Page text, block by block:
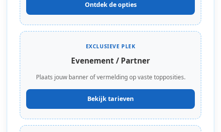
Ontdek de opties
EXCLUSIEVE PLEK
Evenement / Partner
Plaats jouw banner of vermelding op vaste topposities.
Bekijk tarieven